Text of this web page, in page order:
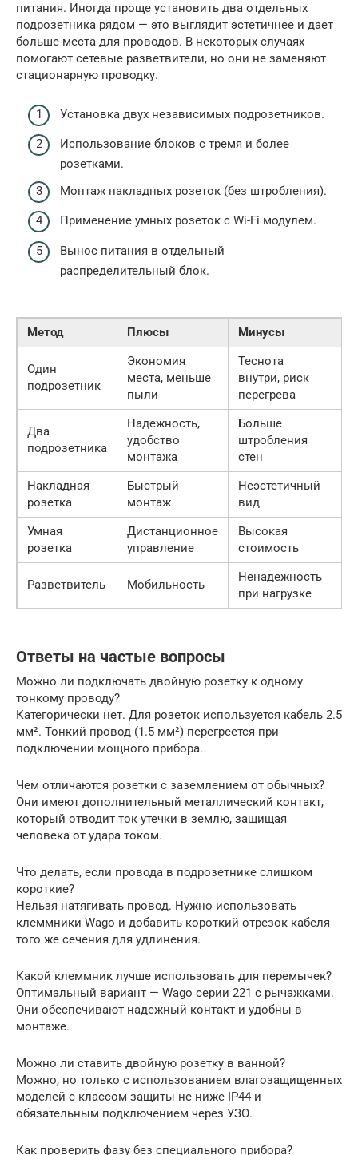
питания. Иногда проще установить два отдельных
подрозетника рядом — это выглядит эстетичнее и дает
больше места для проводов. В некоторых случаях
помогают сетевые разветвители, но они не заменяют
стационарную проводку.
Установка двух независимых подрозетников.
Использование блоков с тремя и более
розетками.
Монтаж накладных розеток (без штробления).
Применение умных розеток с Wi-Fi модулем.
Вынос питания в отдельный
распределительный блок.
Метод Плюсы Минусы
Один
подрозетник
Экономия
места, меньше
пыли
Теснота
внутри, риск
перегрева
Два
подрозетника
Надежность,
удобство
монтажа
Больше
штробления
стен
Накладная
розетка
Быстрый
монтаж
Неэстетичный
вид
Умная
розетка
Дистанционное
управление
Высокая
стоимость
Разветвитель Мобильность
Ненадежность
при нагрузке
Ответы на частые вопросы
Можно ли подключать двойную розетку к одному
тонкому проводу?
Категорически нет. Для розеток используется кабель 2.5
мм². Тонкий провод (1.5 мм²) перегреется при
подключении мощного прибора.
Чем отличаются розетки с заземлением от обычных?
Они имеют дополнительный металлический контакт,
который отводит ток утечки в землю, защищая
человека от удара током.
Что делать, если провода в подрозетнике слишком
короткие?
Нельзя натягивать провод. Нужно использовать
клеммники Wago и добавить короткий отрезок кабеля
того же сечения для удлинения.
Какой клеммник лучше использовать для перемычек?
Оптимальный вариант — Wago серии 221 с рычажками.
Они обеспечивают надежный контакт и удобны в
монтаже.
Можно ли ставить двойную розетку в ванной?
Можно, но только с использованием влагозащищенных
моделей с классом защиты не ниже IP44 и
обязательным подключением через УЗО.
Как проверить фазу без специального прибора?